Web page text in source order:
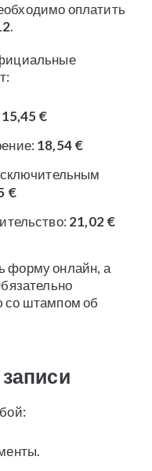
оплатить
.
15,45 €
18,54 €
€
21,02 €
форму онлайн, а
со штампом об